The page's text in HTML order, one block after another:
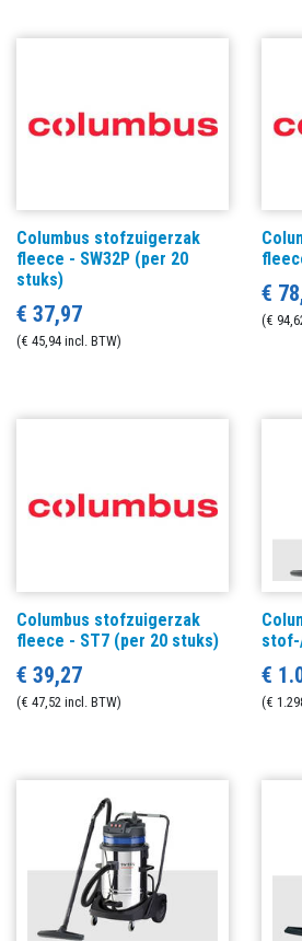
Columbus stofzuigerzak
fleece - SW32P (per 20
stuks)
€ 37,97
(€ 45,94 incl. BTW)
€
(€
Columbus stofzuigerzak
fleece - ST7 (per 20 stuks)
€ 39,27
(€ 47,52 incl. BTW)
€
(€